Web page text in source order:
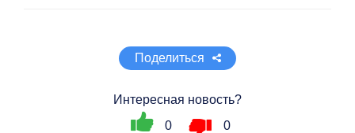
Поделиться
Интересная новость?
0
0